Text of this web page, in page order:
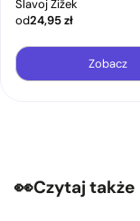
Slavoj Žižek
od24,95zł
Zobacz
Czytaj także